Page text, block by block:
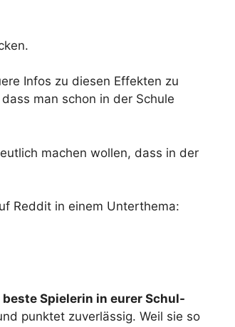
Infos zu diesen Effekten zu
man schon in der Schule
machen wollen, dass in der
Reddit in einem Unterthema:
beste Spielerin in eurer Schul-
punktet zuverlässig. Weil sie so